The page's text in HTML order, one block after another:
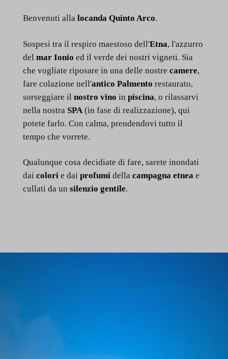
Benvenuti alla locanda Quinto Arco.
Sospesi tra il respiro maestoso dell'Etna, l'azzurro
del mar Ionio ed il verde dei nostri vigneti. Sia
che vogliate riposare in una delle nostre camere,
fare colazione nell'antico Palmento restaurato,
sorseggiare il nostro vino in piscina, o rilassarvi
nella nostra SPA (in fase di realizzazione), qui
potete farlo. Con calma, prendendovi tutto il
tempo che vorrete.
Qualunque cosa decidiate di fare, sarete inondati
dai colorie dai profumidella campagna etneae
cullati da un silenzio gentile.